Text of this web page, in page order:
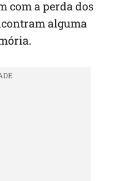
com a perda dos
alguma